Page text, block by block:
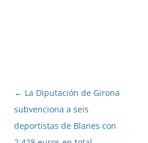
Navegació
per
les
← La Diputación de Girona
subvenciona a seis
deportistas de Blanes con